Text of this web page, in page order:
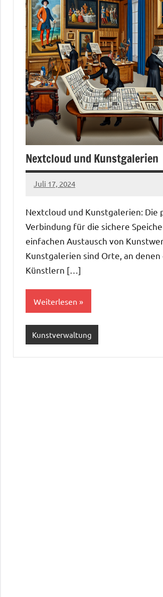
Nextcloud und Kunstgalerien
Juli 17, 2024
admin
Nextcloud und Kunstgalerien: Die
Verbindung für die sichere
einfachen Austausch von
Kunstgalerien sind Orte, an denen
Künstlern […]
Weiterlesen
Kunstverwaltung